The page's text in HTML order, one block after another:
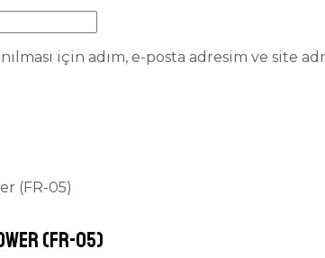
için adım, e-posta adresim ve site
(FR-05)